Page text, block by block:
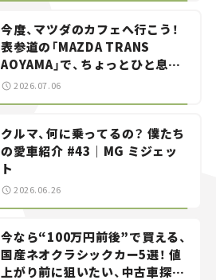
今度、マツダのカフェへ行こう！
表参道の「MAZDA TRANS
AOYAMA」で、ちょっとひと息。
——連載｜CCGとクルマでどうす
2026.07.06
クルマ、何に乗ってるの？ 僕たち
の愛車紹介 #43｜MG ミジェッ
ト
2026.06.26
今なら“100万円前後”で買える、
国産ネオクラシックカー5選！ 値
上がり前に狙いたい、中古車探し